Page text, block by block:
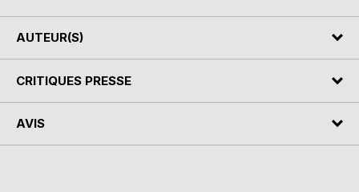
AUTEUR(S)
CRITIQUES PRESSE
AVIS